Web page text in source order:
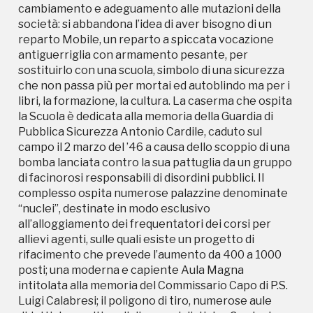
cambiamento e adeguamento alle mutazioni della
società: si abbandona l’idea di aver bisogno di un
reparto Mobile, un reparto a spiccata vocazione
antiguerriglia con armamento pesante, per
sostituirlo con una scuola, simbolo di una sicurezza
che non passa più per mortai ed autoblindo ma per i
libri, la formazione, la cultura. La caserma che ospita
la Scuola è dedicata alla memoria della Guardia di
Pubblica Sicurezza Antonio Cardile, caduto sul
campo il 2 marzo del ’46 a causa dello scoppio di una
bomba lanciata contro la sua pattuglia da un gruppo
di facinorosi responsabili di disordini pubblici. Il
complesso ospita numerose palazzine denominate
“nuclei”, destinate in modo esclusivo
all’alloggiamento dei frequentatori dei corsi per
allievi agenti, sulle quali esiste un progetto di
rifacimento che prevede l’aumento da 400 a 1000
posti; una moderna e capiente Aula Magna
intitolata alla memoria del Commissario Capo di P.S.
Luigi Calabresi; il poligono di tiro, numerose aule
“nuclei”, destinate in modo esclusivo
all’alloggiamento dei frequentatori dei corsi per
allievi agenti, sulle quali esiste un progetto di
rifacimento che prevede l’aumento da 400 a 1000
posti; una moderna e capiente Aula Magna
intitolata alla memoria del Commissario Capo di P.S.
Luigi Calabresi; il poligono di tiro, numerose aule
didattiche, multimediali e specialistiche; 2 palestre e
una piscina; una biblioteca ed una sala riunioni. Oltre
42.000 operatori sono stati formati ad Alessandria,
spesso legando l’esordio della loro attività alla
cronaca del Paese: nelle alluvioni del 1977 in
Piemonte e del 1987 in Valtellina così come nel
terremoto dell’Irpinia del 1980 gli allievi sono
diventati agenti con esami sul campo offrendo aiuto
e soccorso alle popolazioni colpite. Ma la Scuola di
Alessandria è una realtà amata anche dai cittadini:
essa infatti da sempre è aperta alla comunità e offre
la possibilità di accedere alla sua imponente piscina
a tutti coloro che necessitano di riabilitazione,